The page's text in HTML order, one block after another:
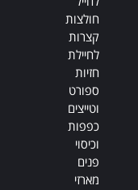
חולצות
קצרות
לחיילת
חזיות
ספורט
וטייצים
כפפות
וכיסוי
פנים
מארזי